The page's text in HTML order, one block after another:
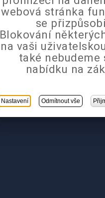
webová stránka
se
Blokování
na vaši
také
nabídku na
Nastavení Odmítnout vše